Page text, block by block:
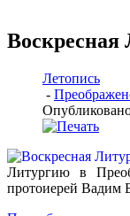
Воскресная
Летопись
-
Литургию в
протоиерей Вадим